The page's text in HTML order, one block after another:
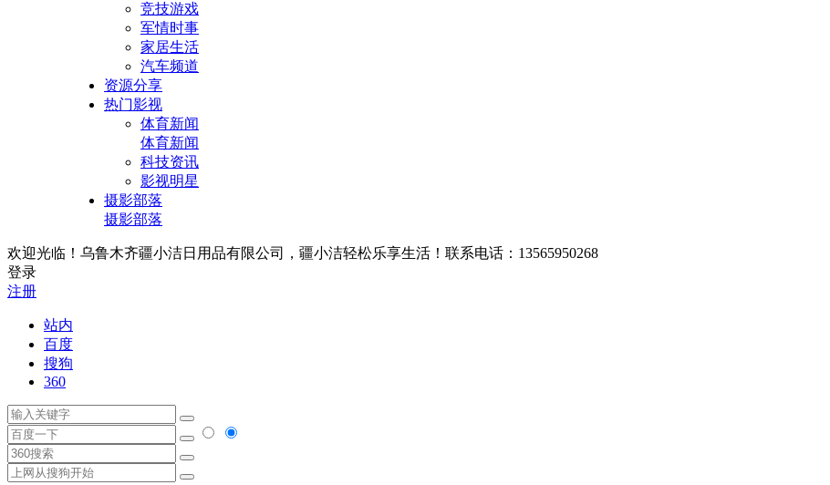
竞技游戏
军情时事
家居生活
汽车频道
资源分享
热门影视
体育新闻
体育新闻
科技资讯
影视明星
摄影部落
摄影部落
欢迎光临！乌鲁木齐疆小洁日用品有限公司，疆小洁轻松乐享生活！联系电话：13565950268
登录
注册
站内
百度
搜狗
360